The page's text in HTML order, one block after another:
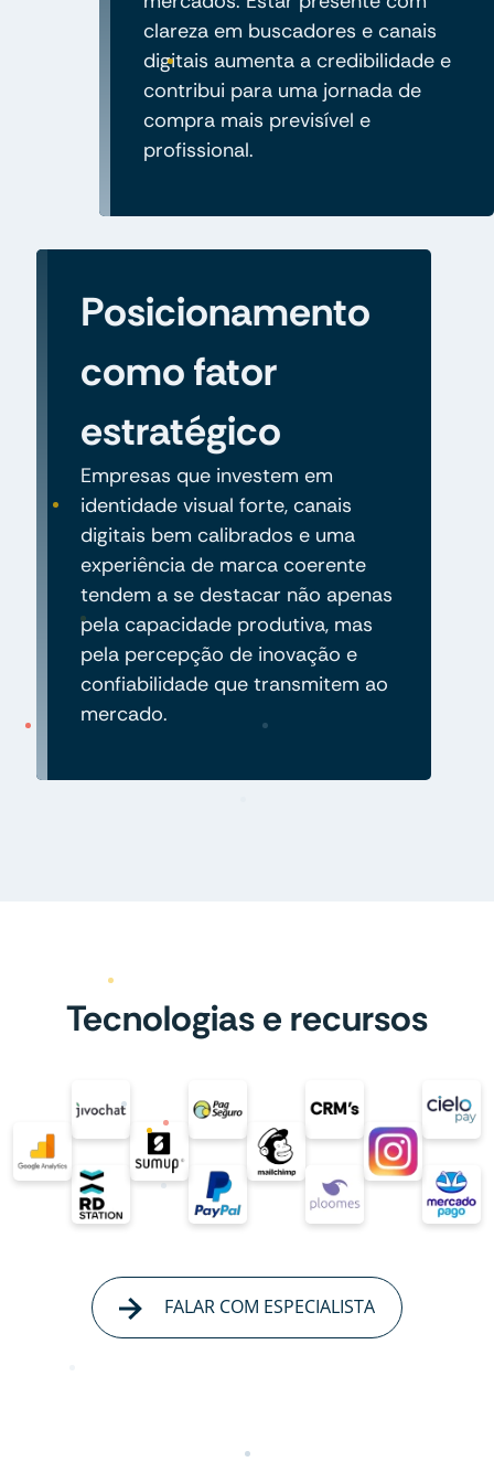
clareza em buscadores e canais
digitais aumenta a credibilidade e
contribui para uma jornada de
compra mais previsível e
profissional.
Posicionamento
como fator
estratégico
Empresas que investem em
identidade visual forte, canais
digitais bem calibrados e uma
experiência de marca coerente
tendem a se destacar não apenas
pela capacidade produtiva, mas
pela percepção de inovação e
confiabilidade que transmitem ao
mercado.
Tecnologias e recursos
FALAR COM ESPECIALISTA